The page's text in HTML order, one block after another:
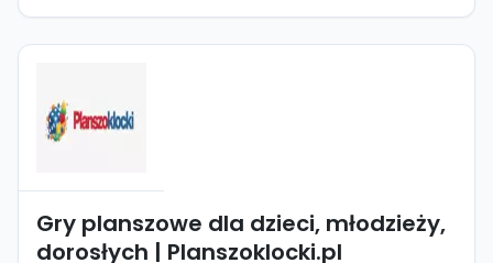
Gry planszowe dla dzieci, młodzieży,
dorosłych | Planszoklocki.pl